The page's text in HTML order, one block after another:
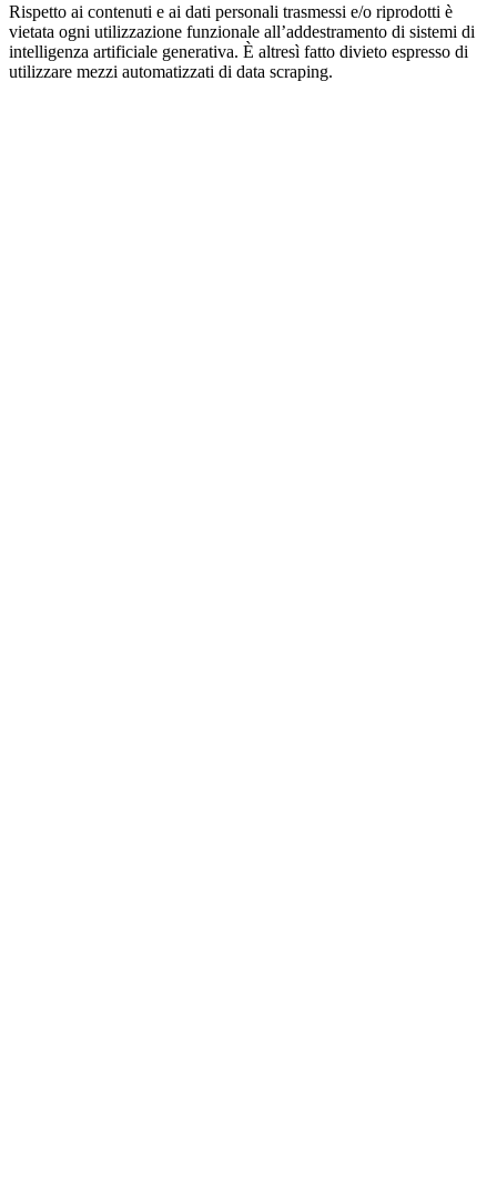
Rispetto ai contenuti e ai dati personali trasmessi e/o riprodotti è
vietata ogni utilizzazione funzionale all’addestramento di sistemi di
intelligenza artificiale generativa. È altresì fatto divieto espresso di
utilizzare mezzi automatizzati di data scraping.